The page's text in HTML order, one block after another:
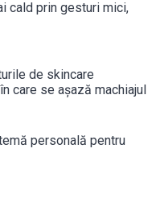
cald prin gesturi mici,
de skincare
care se așază machiajul
personală pentru